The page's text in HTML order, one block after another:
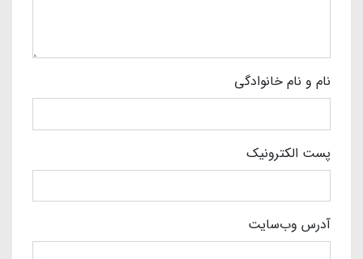
نام و نام خانوادگی
پست الکترونیک
آدرس وب‌سایت